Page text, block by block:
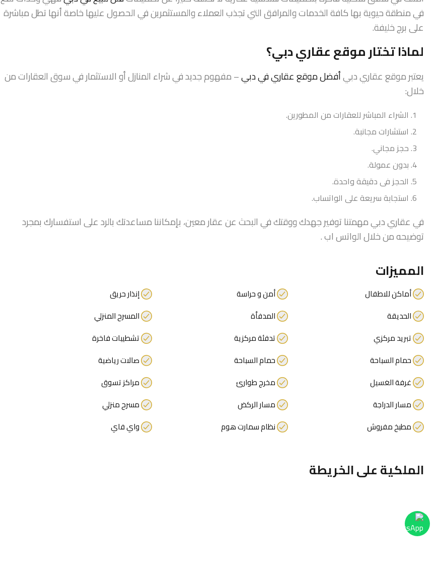
في منطقة حيوية بها كافة الخدمات والمرافق التي تجذب العملاء والمستثمرين في الحصول عليها خاصة أنها تطل مباشرة
على برج خليفة.
لماذا تختار موقع عقاري دبي؟
يعتبر موقع عقاري دبيأفضل موقع عقاري في دبي– مفهوم جديد في شراء المنازل أو الاستثمار في سوق العقارات من
خلال:
الشراء المباشر للعقارات من المطورين.
استشارات مجانبة.
حجز مجاني.
بدون عمولة.
الحجز فى دقيقة واحدة.
استجابة سريعة على الواتساب.
في عقاري دبي مهمتنا توفير جهدك ووقتك في البحث عن عقار معين، بإمكاننا مساعدتك بالرد على استفسارك بمجرد
توضيحه من خلال الواتس اب .
المميزات
أماكن للاطفال أمن و حراسة
إنذار حريق
الحديقة
المدفأة
المسرح المنزلي
تبريد مركزي
تدفئة مركزية
تشطيبات فاخرة
حمام السباحة
حمام السباحة
صالات رياضية
غرفة الغسيل
مخرج طوارئ
مراكز تسوق
مسار الدراجة
مسار الركض
مسرح منزلي
مطبخ مفروش
نظام سمارت هوم واي فاي
الملكية على الخريطة